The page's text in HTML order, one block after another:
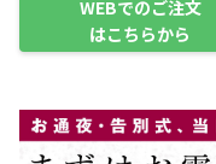
WEBでのご注文
はこちらから